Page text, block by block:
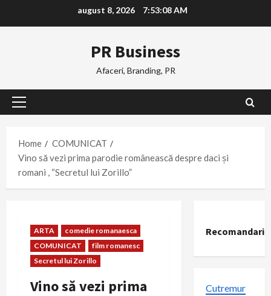
august 8, 2026 7:53:09 AM
PR Business
Afaceri, Branding, PR
Primary
Home
COMUNICAT
Vino să vezi prima parodie românească despre daci și
romani , “Secretul lui Zorillo”
ARTA
comedie romanaesca
COMUNICAT
film romanesc
Secretul lui Zorillo
Vino să vezi prima
Recomandari
Cutremur